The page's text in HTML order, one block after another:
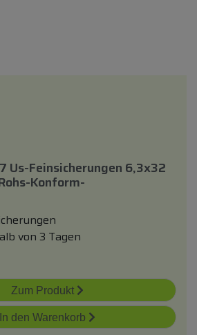
Us-Feinsicherungen 6,3x32
Konform-
von 3 Tagen
Zum Produkt
In den Warenkorb